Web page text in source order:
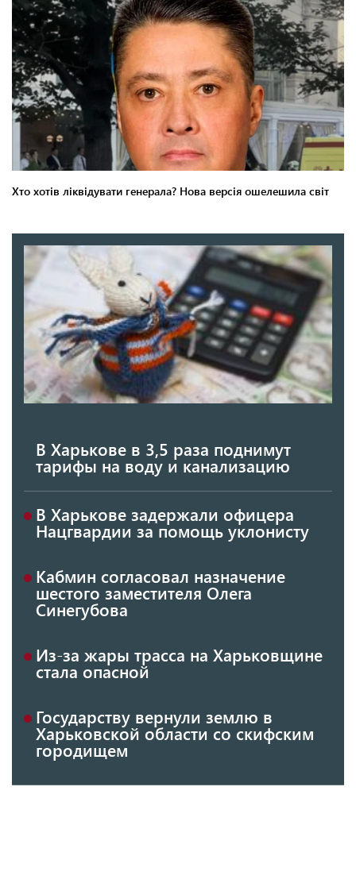
В Харькове в 3,5 раза поднимут
тарифы на воду и канализацию
В Харькове задержали офицера
Нацгвардии за помощь уклонисту
Кабмин согласовал назначение
шестого заместителя Олега
Синегубова
Из-за жары трасса на Харьковщине
стала опасной
Государству вернули землю в
Харьковской области со скифским
городищем